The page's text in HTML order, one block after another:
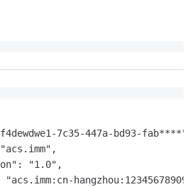
7c35-447a-bd93-fab****",
"1.0",
"acs.imm:cn-